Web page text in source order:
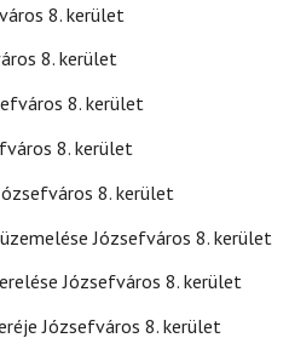
8. kerület
8. kerület
8. kerület
8. kerület
8. kerület
Józsefváros 8. kerület
Józsefváros 8. kerület
Józsefváros 8. kerület